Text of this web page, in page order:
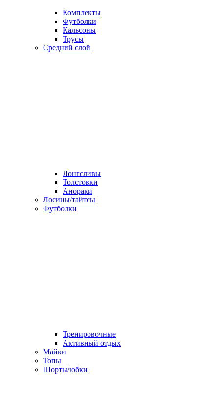
Комплекты
Футболки
Кальсоны
Трусы
Средний слой
Лонгсливы
Толстовки
Анораки
Лосины/тайтсы
Футболки
Тренировочные
Активный отдых
Майки
Топы
Шорты/юбки